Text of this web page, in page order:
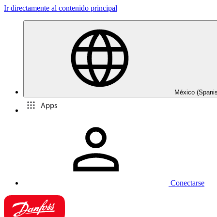
Ir directamente al contenido principal
México
Apps
Conectarse